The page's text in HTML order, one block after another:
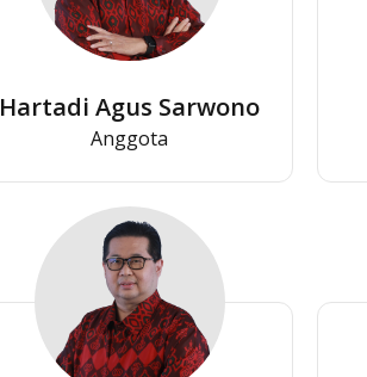
Hartadi Agus Sarwono
Anggota